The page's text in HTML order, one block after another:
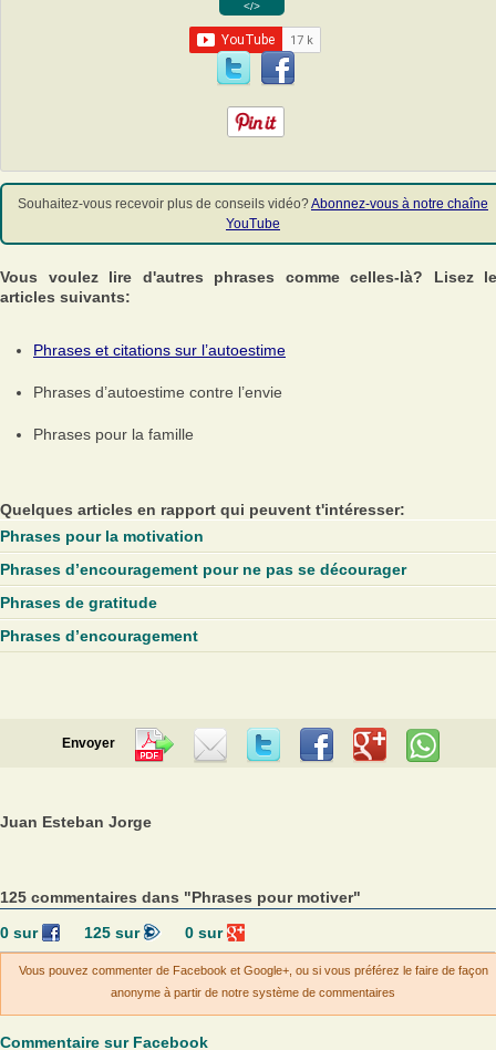
</>
Souhaitez-vous recevoir plus de conseils vidéo?Abonnez-vous à notre chaîne
YouTube
Vous voulez lire d'autres phrases comme celles-là? Lisez
articles suivants:
Phrases et citations sur l’autoestime
Phrases d’autoestime contre l’envie
Phrases pour la famille
Quelques articles en rapport qui peuvent t'intéresser:
Phrases pour la motivation
Phrases d’encouragement pour ne pas se décourager
Phrases de gratitude
Phrases d’encouragement
Envoyer
Juan Esteban Jorge
125 commentaires dans "Phrases pour motiver"
0sur 125sur 0 sur
Vous pouvez commenter de Facebook et Google+, ou si vous préférez le faire de façon
anonyme à partir de notre système de commentaires
Commentaire sur Facebook